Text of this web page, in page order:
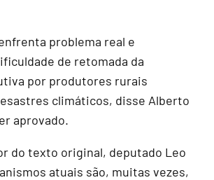
problema real e
de retomada da
por produtores rurais
climáticos, disse Alberto
aprovado.
do texto original, deputado Leo
atuais são, muitas vezes,